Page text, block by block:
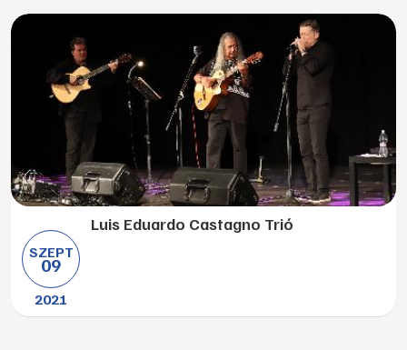
SZEPT
09
2021
Luis Eduardo Castagno Trió